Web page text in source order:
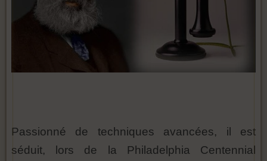
Passionné de techniques avancées, il est
séduit, lors de la Philadelphia Centennial